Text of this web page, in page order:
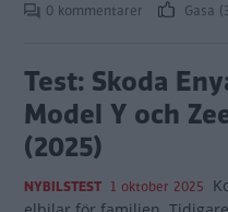
0 kommentarer Gasa
Test: Skoda
Model Y och
(2025)
NYBILSTEST 1 oktober 2025